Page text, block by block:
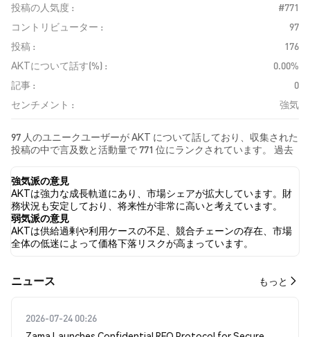
投稿の人気度 :
#771
コントリビューター :
97
投稿 :
176
AKTについて話す(%) :
0.00%
記事 :
0
センチメント :
強気
97 人のユニークユーザーが AKT について話しており、収集された
投稿の中で言及数と活動量で 771 位にランクされています。 過去
強気 でした。 最後に、AKT に関するニュース記事が 0 件公開され
ました。 Twitterでは、36.36% のツイートが強気の感情を示し、
4.55% のツイートが弱気の感情を示しました。 59.09% のツイート
は AKT に対して中立的でした。 これらの感情分析は 176 件のツイ
ートに基づいています。
強気派の意見
AKTは強力な成長軌道にあり、市場シェアが拡大しています。財
務状況も安定しており、将来性が非常に高いと考えています。
弱気派の意見
AKTは供給過剰や利用ケースの不足、競合チェーンの存在、市場
全体の低迷によって価格下落リスクが高まっています。
​​ニュース​​ もっと
2026-07-24 00:26